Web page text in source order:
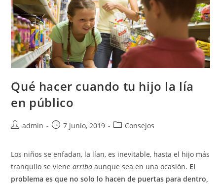
Qué hacer cuando tu hijo la lía
en público
admin 7 junio, 2019 Consejos
Los niños se enfadan, la lían, es inevitable, hasta el hijo más
tranquilo se vienearribaaunque sea en una ocasión. El
problema es que no solo lo hacen de puertas para dentro,